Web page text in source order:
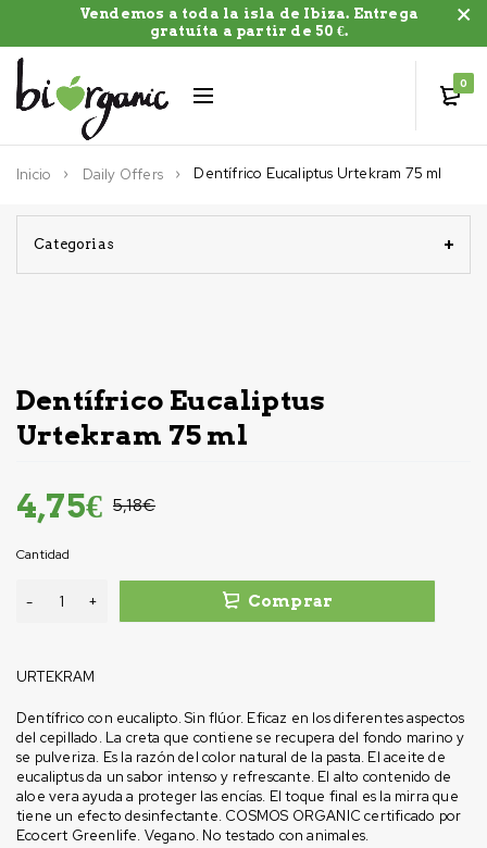
Vendemos a toda la isla de Ibiza. Entrega
gratuíta a partir de 50 €.
0
Inicio Daily Offers Dentífrico Eucaliptus Urtekram 75 ml
Categorias
Dentífrico Eucaliptus
Urtekram 75 ml
URTEKRAM
Dentífrico con eucalipto. Sin flúor. Eficaz en los diferentes aspectos
del cepillado. La creta que contiene se recupera del fondo marino y
se pulveriza. Es la razón del color natural de la pasta. El aceite de
eucaliptus da un sabor intenso y refrescante. El alto contenido de
aloe vera ayuda a proteger las encías. El toque final es la mirra que
tiene un efecto desinfectante. COSMOS ORGANIC certificado por
Ecocert Greenlife. Vegano. No testado con animales.
5,18€
4,75€
Cantidad
Comprar